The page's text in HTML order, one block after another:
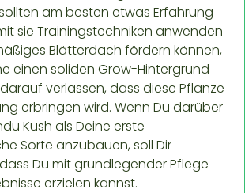
am besten etwas Erfahrung
sie Trainingstechniken anwenden
Blätterdach fördern können,
einen soliden Grow-Hintergrund
verlassen, dass diese Pflanze
erbringen wird. Wenn Du darüber
Kush als Deine erste
Sorte anzubauen, soll Dir
Du mit grundlegender Pflege
erzielen kannst.